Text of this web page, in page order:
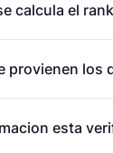
calcula el
provienen los
esta